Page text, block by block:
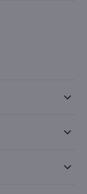
keyboard_arrow_down
keyboard_arrow_down
keyboard_arrow_down